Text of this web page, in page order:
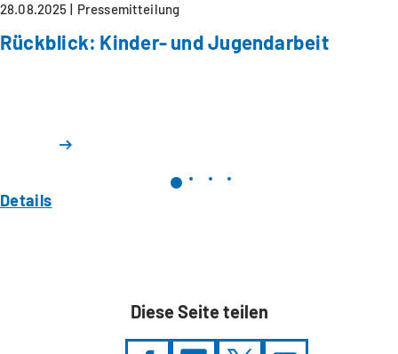
28.08.2025 Pressemitteilung
Rückblick: Kinder- und Jugendarbeit
Details
Diese Seite teilen